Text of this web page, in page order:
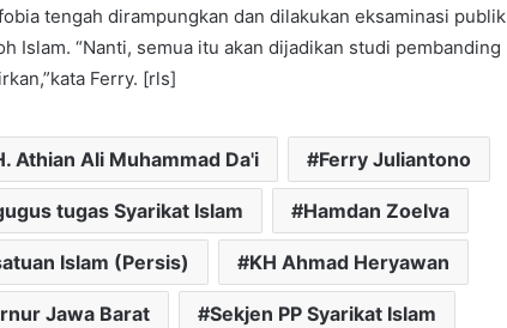
tengah dirampungkan dan dilakukan eksaminasi publik
Islam. “Nanti, semua itu akan dijadikan studi pembanding
Ferry. [rls]
Athian Ali Muhammad Da'i Ferry Juliantono
tugas Syarikat Islam Hamdan Zoelva
Islam (Persis) KH Ahmad Heryawan
Jawa Barat Sekjen PP Syarikat Islam